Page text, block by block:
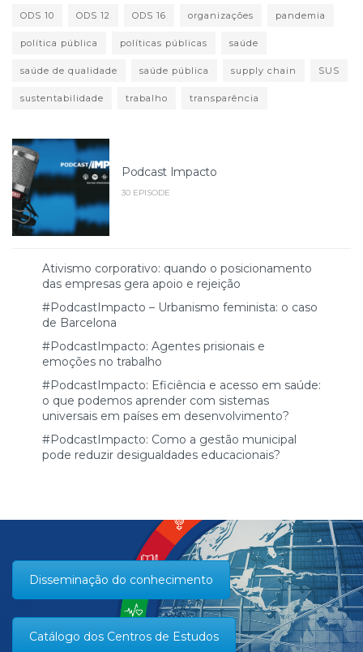
ODS 10 ODS 12 ODS 16 organizações pandemia
política pública políticas públicas saúde
saúde de qualidade saúde pública supply chain SUS
sustentabilidade trabalho transparência
Podcast Impacto
30 EPISODE
Ativismo corporativo: quando o posicionamento
das empresas gera apoio e rejeição
#PodcastImpacto – Urbanismo feminista: o caso
de Barcelona
#PodcastImpacto: Agentes prisionais e
emoções no trabalho
#PodcastImpacto: Eficiência e acesso em saúde:
o que podemos aprender com sistemas
universais em países em desenvolvimento?
#PodcastImpacto: Como a gestão municipal
pode reduzir desigualdades educacionais?
Disseminação do conhecimento
Catálogo dos Centros de Estudos